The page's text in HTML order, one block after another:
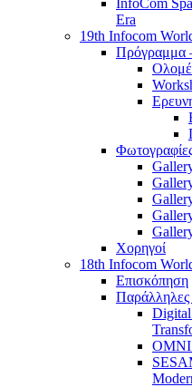
InfoCom
Era
19th Infocom
Πρόγραμμα
Χορηγοί
18th Infocom
Επισκόπηση
Παράλληλες
OMNI